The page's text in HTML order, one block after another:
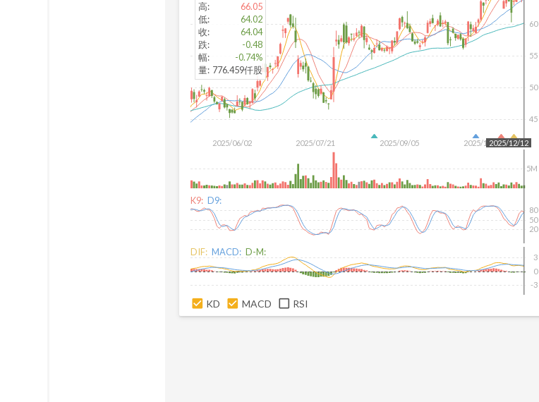
2025/06/02 2025/07/21 2025/09/05 2025/10/22
45
50
55
60
2025/12/12
5M
高:
66.05
低:
64.02
收:
64.04
跌:
-0.48
幅:
-0.74%
量: 776.459仟股
K9: D9:
20
50
80
DIF: MACD: D-M:
-3
0
3
KD MACD RSI